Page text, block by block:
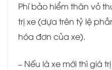
Phí bảo hiểm thân vỏ
trị xe (dựa trên tỷ lệ
hóa đơn của xe).
– Nếu là xe mới thì giá